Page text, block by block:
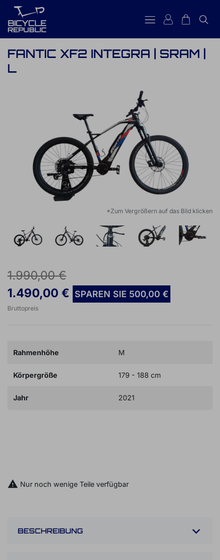
FANTIC XF2 INTEGRA | SRAM |
L
*Zum Vergrößern auf das Bild klicken
1.990,00 €
1.490,00 €
SPAREN SIE 500,00 €
Bruttopreis
Rahmenhöhe M
Körpergröße 179 - 188 cm
Jahr 2021
 Nur noch wenige Teile verfügbar
BESCHREIBUNG